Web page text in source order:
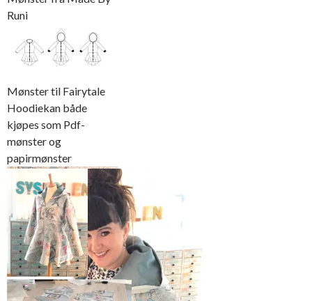
Runi
Mønster til Fairytale
Hoodiekan både
kjøpes som Pdf-
mønster og
papirmønster
Jeg falt pladask for
Jakken sett